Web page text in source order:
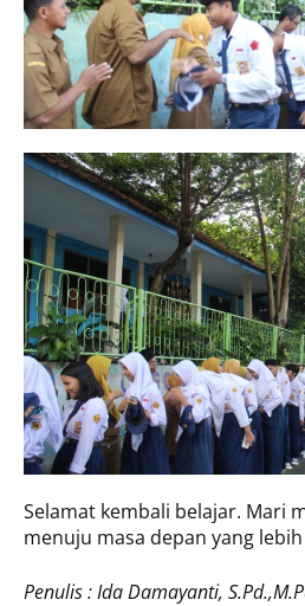
Selamat kembali belajar. Mari
menuju masa depan yang
Penulis : Ida Damayanti,